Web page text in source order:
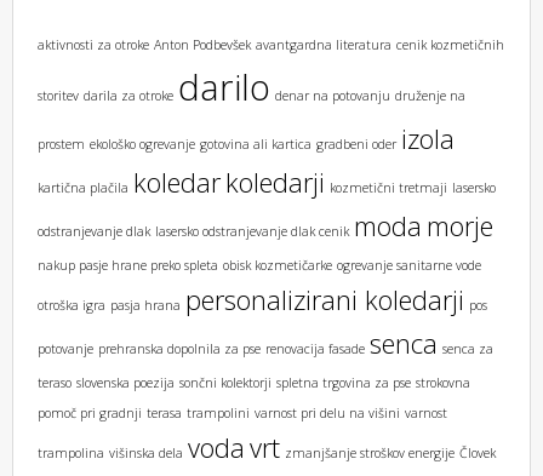
aktivnosti za otroke Anton Podbevšek avantgardna literatura cenik kozmetičnih
storitev darila za otroke darilo denar na potovanju druženje na
prostem ekološko ogrevanje gotovina ali kartica gradbeni oder izola
kartična plačila koledarkoledarji kozmetični tretmaji lasersko
odstranjevanje dlak lasersko odstranjevanje dlak cenik moda morje
nakup pasje hrane preko spleta obisk kozmetičarke ogrevanje sanitarne vode
otroška igra pasja hrana personalizirani koledarji pos
potovanje prehranska dopolnila za pse renovacija fasade senca senca za
teraso slovenska poezija sončni kolektorji spletna trgovina za pse strokovna
pomoč pri gradnji terasa trampolini varnost pri delu na višini varnost
trampolina višinska dela voda vrt zmanjšanje stroškov energije Človek